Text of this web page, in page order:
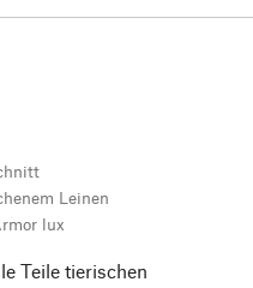
Leinen
lux
Teile tierischen